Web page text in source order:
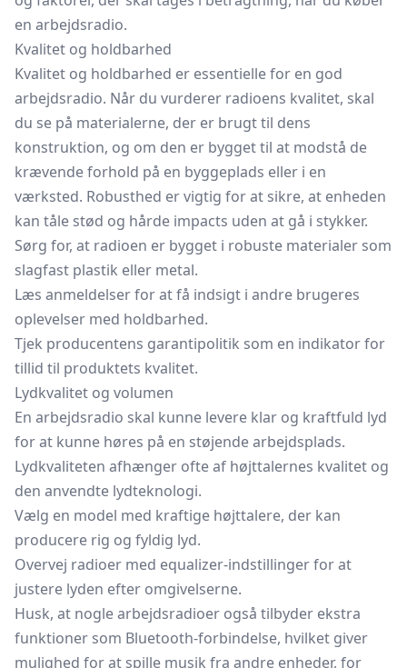
en arbejdsradio.
Kvalitet og holdbarhed
Kvalitet og holdbarhed er essentielle for en god
arbejdsradio. Når du vurderer radioens kvalitet, skal
du se på materialerne, der er brugt til dens
konstruktion, og om den er bygget til at modstå de
krævende forhold på en byggeplads eller i en
værksted. Robusthed er vigtig for at sikre, at enheden
kan tåle stød og hårde impacts uden at gå i stykker.
Sørg for, at radioen er bygget i robuste materialer som
slagfast plastik eller metal.
Læs anmeldelser for at få indsigt i andre brugeres
oplevelser med holdbarhed.
Tjek producentens garantipolitik som en indikator for
tillid til produktets kvalitet.
Lydkvalitet og volumen
En arbejdsradio skal kunne levere klar og kraftfuld lyd
for at kunne høres på en støjende arbejdsplads.
Lydkvaliteten afhænger ofte af højttalernes kvalitet og
den anvendte lydteknologi.
Vælg en model med kraftige højttalere, der kan
producere rig og fyldig lyd.
Overvej radioer med equalizer-indstillinger for at
justere lyden efter omgivelserne.
Husk, at nogle arbejdsradioer også tilbyder ekstra
funktioner som Bluetooth-forbindelse, hvilket giver
mulighed for at spille musik fra andre enheder, for